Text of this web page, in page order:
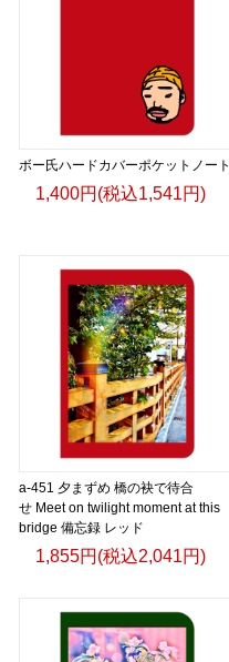
ボー氏ハードカバーポケットノート
1,400円(税込1,541円)
a-451 夕まずめ 橋の袂で待合
せ Meet on twilight moment at this
bridge 備忘録 レッド
1,855円(税込2,041円)